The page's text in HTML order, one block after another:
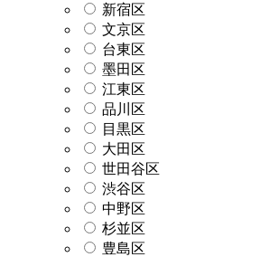
新宿区
文京区
台東区
墨田区
江東区
品川区
目黒区
大田区
世田谷区
渋谷区
中野区
杉並区
豊島区